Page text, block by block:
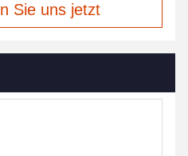
Sie uns jetzt